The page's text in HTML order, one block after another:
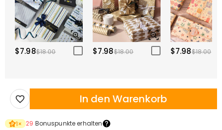
$7.98$18.00 $7.98$18.00 $7.98$18.00
In den Warenkorb
1× 29 Bonuspunkte erhalten